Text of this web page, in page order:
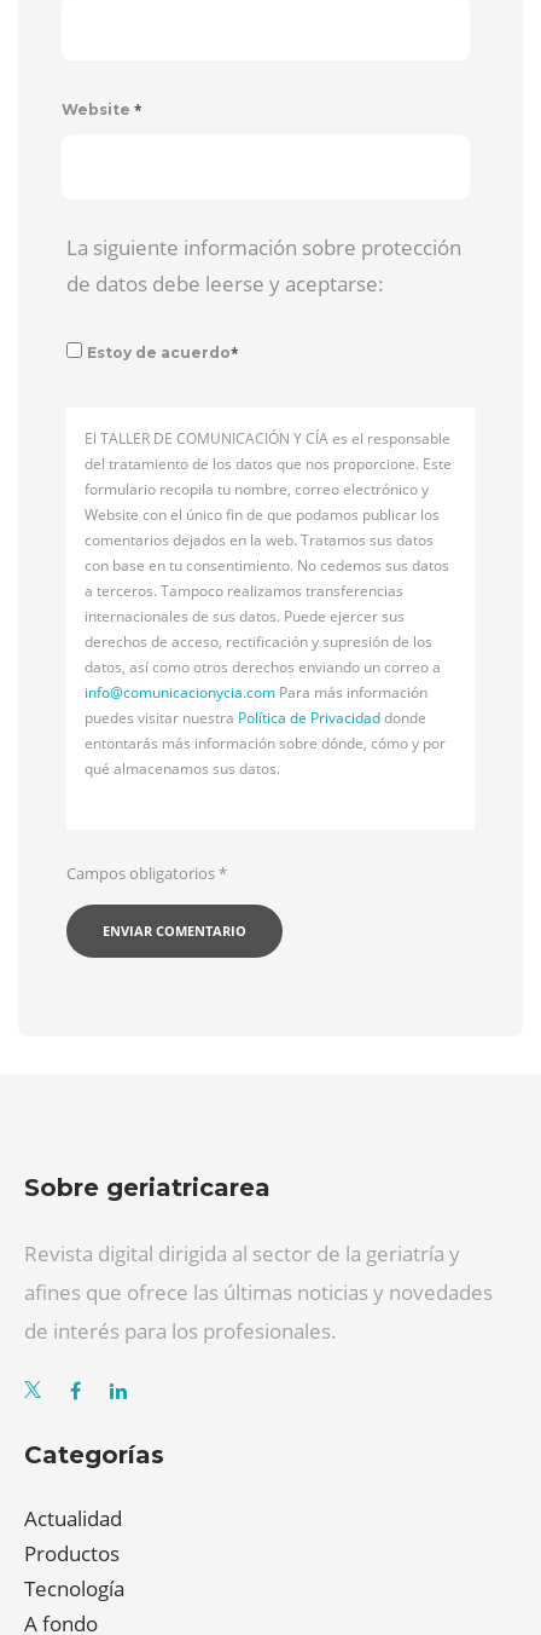
Website *
La siguiente información sobre protección
de datos debe leerse y aceptarse:
Estoy de acuerdo*
El TALLER DE COMUNICACIÓN Y CÍA es el responsable
del tratamiento de los datos que nos proporcione. Este
formulario recopila tu nombre, correo electrónico y
Website con el único fin de que podamos publicar los
comentarios dejados en la web. Tratamos sus datos
con base en tu consentimiento. No cedemos sus datos
a terceros. Tampoco realizamos transferencias
internacionales de sus datos. Puede ejercer sus
derechos de acceso, rectificación y supresión de los
datos, así como otros derechos enviando un correo a
info@comunicacionycia.com Para más información
puedes visitar nuestra Política de Privacidaddonde
entontarás más información sobre dónde, cómo y por
qué almacenamos sus datos.
Campos obligatorios*
Sobre geriatricarea
Revista digital dirigida al sector de la geriatría y
afines que ofrece las últimas noticias y novedades
de interés para los profesionales.
Categorías
Actualidad
Productos
Tecnología
A fondo